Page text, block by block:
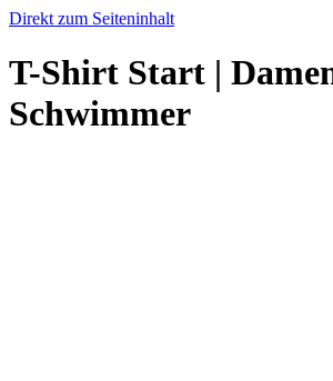
Direkt zum Seiteninhalt
T-Shirt Start |
Schwimmer